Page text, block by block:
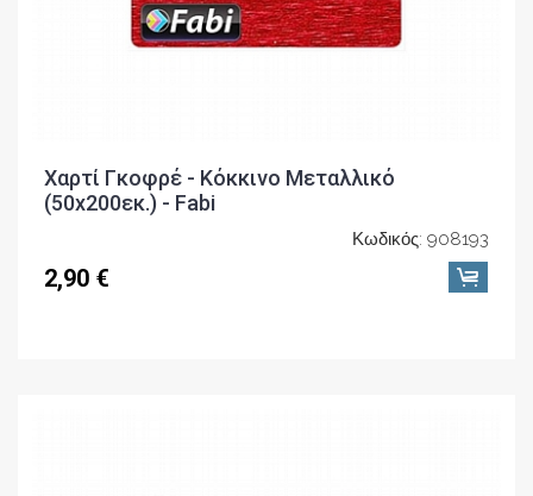
Χαρτί Γκοφρέ - Κόκκινο Μεταλλικό
(50x200εκ.) - Fabi
Κωδικός: 908193
2,90 €